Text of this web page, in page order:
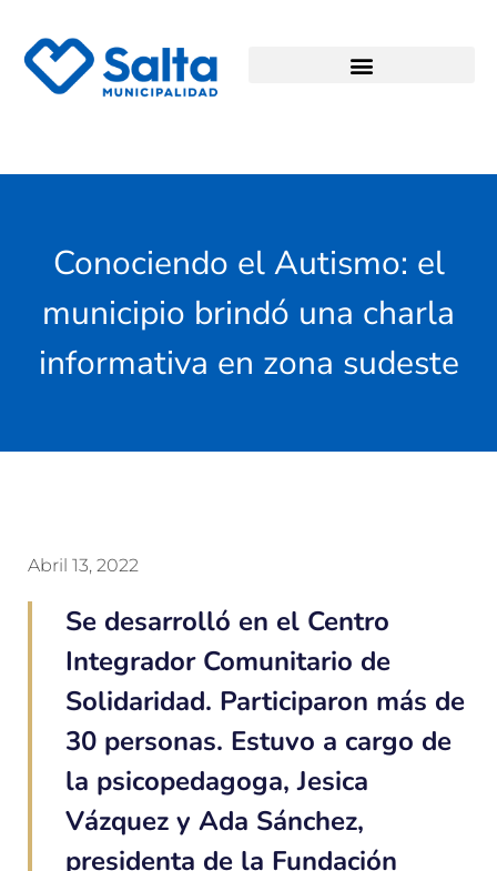
Conociendo el Autismo: el
municipio brindó una charla
informativa en zona sudeste
Abril 13, 2022
Se desarrolló en el Centro
Integrador Comunitario de
Solidaridad. Participaron más de
30 personas. Estuvo a cargo de
la psicopedagoga, Jesica
Vázquez y Ada Sánchez,
presidenta de la Fundación